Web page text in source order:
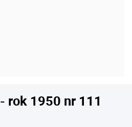
rok 1950 nr 111